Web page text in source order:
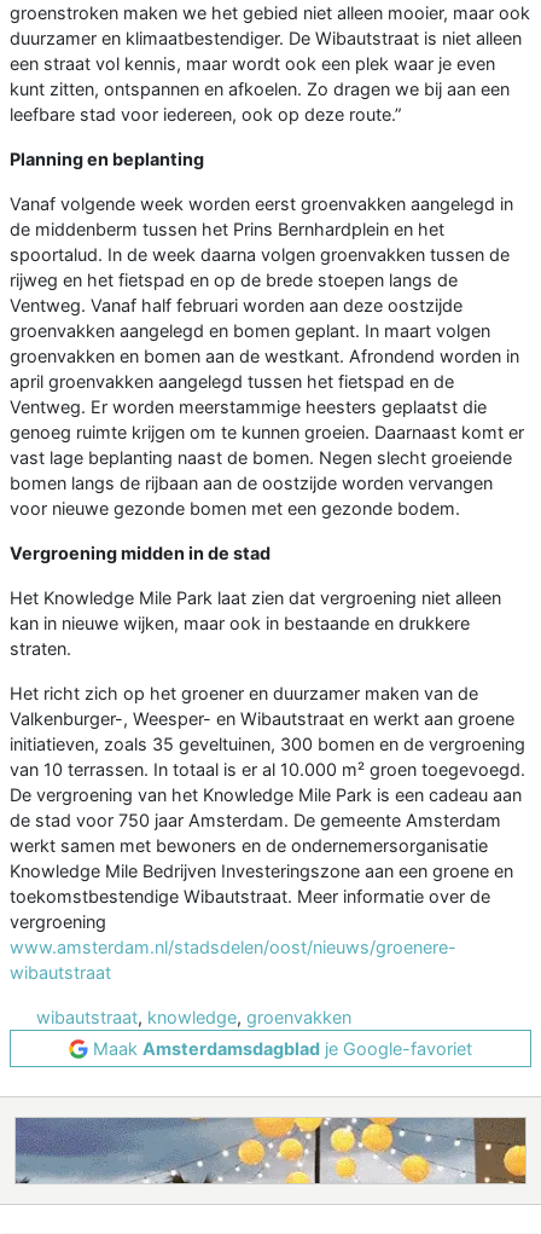
groenstroken maken we het gebied niet alleen mooier, maar ook
duurzamer en klimaatbestendiger. De Wibautstraat is niet alleen
een straat vol kennis, maar wordt ook een plek waar je even
kunt zitten, ontspannen en afkoelen. Zo dragen we bij aan een
leefbare stad voor iedereen, ook op deze route.”
Planning en beplanting
Vanaf volgende week worden eerst groenvakken aangelegd in
de middenberm tussen het Prins Bernhardplein en het
spoortalud. In de week daarna volgen groenvakken tussen de
rijweg en het fietspad en op de brede stoepen langs de
Ventweg. Vanaf half februari worden aan deze oostzijde
groenvakken aangelegd en bomen geplant. In maart volgen
groenvakken en bomen aan de westkant. Afrondend worden in
april groenvakken aangelegd tussen het fietspad en de
Ventweg. Er worden meerstammige heesters geplaatst die
genoeg ruimte krijgen om te kunnen groeien. Daarnaast komt er
vast lage beplanting naast de bomen. Negen slecht groeiende
bomen langs de rijbaan aan de oostzijde worden vervangen
voor nieuwe gezonde bomen met een gezonde bodem.
Vergroening midden in de stad
Het Knowledge Mile Park laat zien dat vergroening niet alleen
kan in nieuwe wijken, maar ook in bestaande en drukkere
straten.
Het richt zich op het groener en duurzamer maken van de
Valkenburger-, Weesper- en Wibautstraat en werkt aan groene
initiatieven, zoals 35 geveltuinen, 300 bomen en de vergroening
van 10 terrassen. In totaal is er al 10.000 m² groen toegevoegd.
De vergroening van het Knowledge Mile Park is een cadeau aan
de stad voor 750 jaar Amsterdam. De gemeente Amsterdam
werkt samen met bewoners en de ondernemersorganisatie
Knowledge Mile Bedrijven Investeringszone aan een groene en
toekomstbestendige Wibautstraat. Meer informatie over de
vergroening
www.amsterdam.nl/stadsdelen/oost/nieuws/groenere-
wibautstraat
wibautstraat, knowledge, groenvakken
Maak Amsterdamsdagblad je Google-favoriet